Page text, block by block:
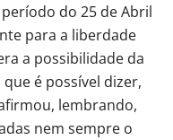
do 25 de Abril
para a liberdade
a possibilidade da
é possível dizer,
lembrando,
nem sempre o